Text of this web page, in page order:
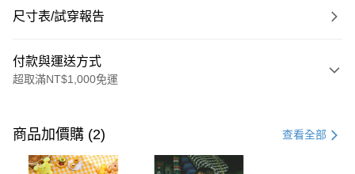
尺寸表/試穿報告
付款與運送方式
超取滿NT$1,000免運
信用卡一次付款
購物金
商品加價購 (2) 查看全部